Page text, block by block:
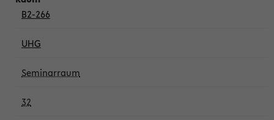
B2-266
UHG
Seminarraum
32